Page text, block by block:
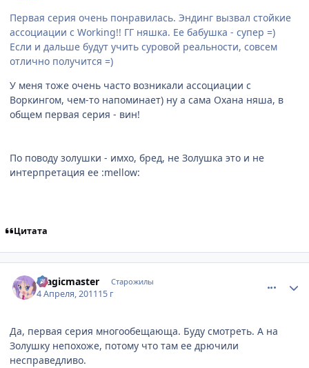
Первая серия очень понравилась. Эндинг вызвал стойкие
ассоциации с Working!! ГГ няшка. Ее бабушка - супер =)
Если и дальше будут учить суровой реальности, совсем
отлично получится =)
У меня тоже очень часто возникали ассоциации с
Воркингом, чем-то напоминает) ну а сама Охана няша, в
общем первая серия - вин!
По поводу золушки - имхо, бред, не Золушка это и не
интерпретация ее :mellow:
Цитата
magicmaster Старожилы
4 Апреля, 201115 г
Да, первая серия многообещающа. Буду смотреть. А на
Золушку непохоже, потому что там ее дрючили
несправедливо.